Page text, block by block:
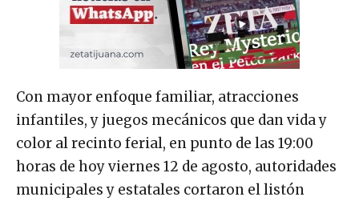
Con mayor enfoque familiar, atracciones
infantiles, y juegos mecánicos que dan vida y
color al recinto ferial, en punto de las 19:00
horas de hoy viernes 12 de agosto, autoridades
municipales y estatales cortaron el listón